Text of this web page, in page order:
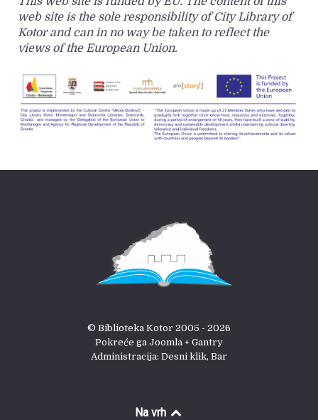
web site is the sole responsibility of City Library of
Kotor and can in no way be taken to reflect the
views of the European Union.
© Biblioteka Kotor 2005 - 2026
Pokreće ga Joomla + Gantry
Administracija: Desni klik, Bar
Na vrh